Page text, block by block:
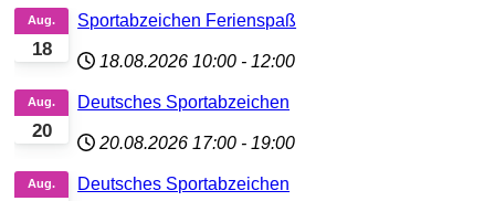
18
Aug. Sportabzeichen Ferienspaß
18.08.2026 10:00 - 12:00
20
Aug. Deutsches Sportabzeichen
20.08.2026 17:00 - 19:00
Aug. Deutsches Sportabzeichen